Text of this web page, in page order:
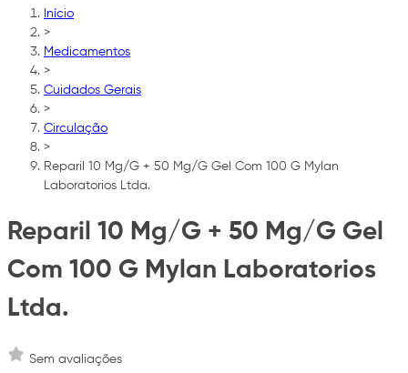
Início
>
Medicamentos
>
Cuidados Gerais
>
Circulação
>
Reparil 10 Mg/G + 50 Mg/G Gel Com 100 G Mylan
Laboratorios Ltda.
Reparil 10 Mg/G + 50 Mg/G Gel
Com 100 G Mylan Laboratorios
Ltda.
Sem avaliações